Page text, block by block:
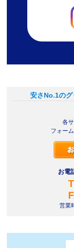
安さNo.1の
各
フォー
お電
営業